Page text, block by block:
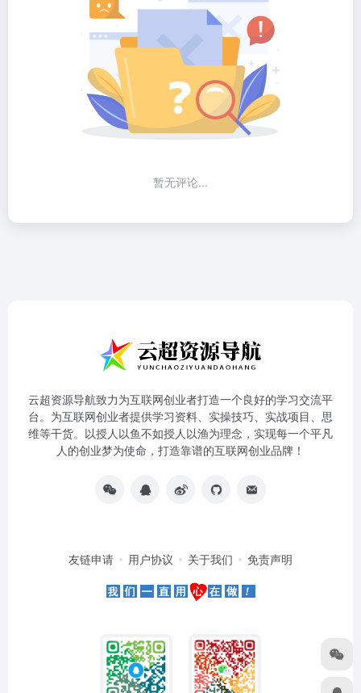
暂无评论...
云超资源导航致力为互联网创业者打造一个良好的学习交流平
台。为互联网创业者提供学习资料、实操技巧、实战项目、思
维等干货。以授人以鱼不如授人以渔为理念，实现每一个平凡
人的创业梦为使命，打造靠谱的互联网创业品牌！
友链申请 用户协议 关于我们 免责声明